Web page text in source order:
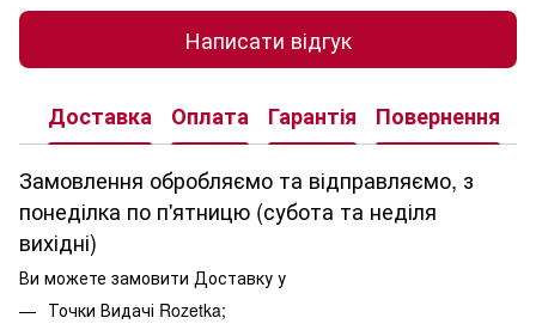
Написати відгук
Доставка Оплата Гарантія Повернення
Замовлення обробляємо та відправляємо, з
понеділка по п'ятницю (субота та неділя
вихідні)
Ви можете замовити Доставку у
Точки Видачі Rozetka;